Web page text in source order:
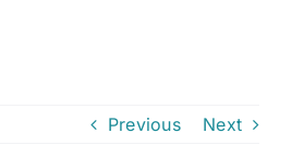
Previous Next